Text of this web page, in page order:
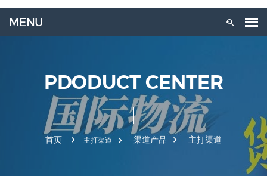
PDODUCT CENTER
首页 主打渠道 渠道产品 主打渠道